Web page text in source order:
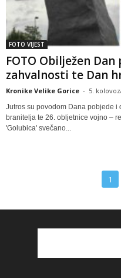
FOTO VIJEST
FOTO Obilježen
zahvalnosti te Dan
Kronike Velike Gorice - 5.
Jutros su povodom Dana pobjede i
branitelja te 26. obljetnice vojno –
'Golubica' svečano...
1